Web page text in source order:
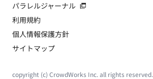
パラレルジャーナル
利用規約
個人情報保護方針
サイトマップ
copyright (c) CrowdWorks Inc. all rights reserved.